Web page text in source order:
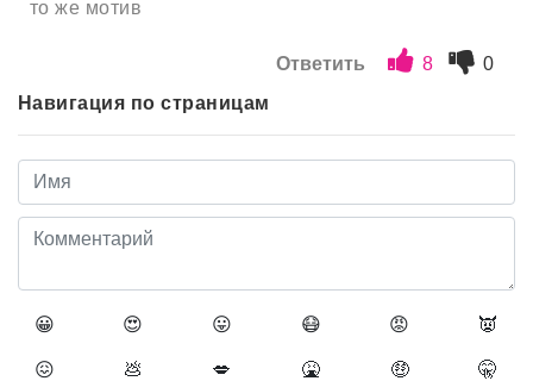
то же мотив
Ответить 8
0
Навигация по страницам
😀 😍 😛 😷 😡 👿
😖 💩 💋 🤮 🤑 🤫